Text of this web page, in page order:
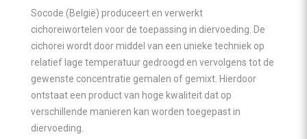
Socode (België) produceert en verwerkt
cichoreiwortelen voor de toepassing in diervoeding. De
cichorei wordt door middel van een unieke techniek op
relatief lage temperatuur gedroogd en vervolgens tot de
gewenste concentratie gemalen of gemixt. Hierdoor
ontstaat een product van hoge kwaliteit dat op
verschillende manieren kan worden toegepast in
diervoeding.